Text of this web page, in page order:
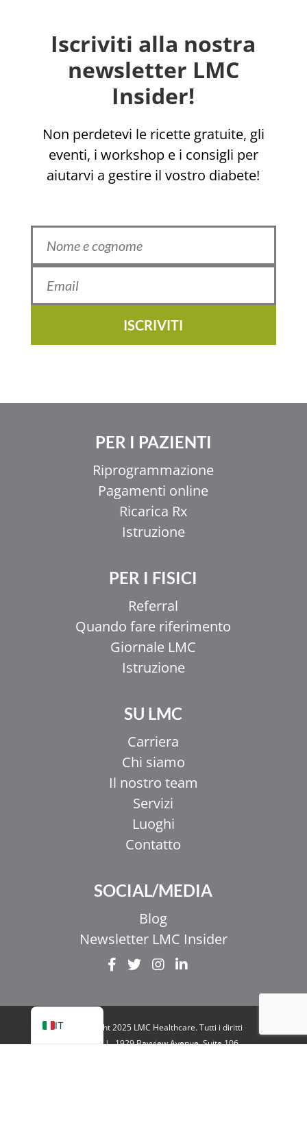
Iscriviti alla nostra
newsletter LMC
Insider!
Non perdetevi le ricette gratuite, gli
eventi, i workshop e i consigli per
aiutarvi a gestire il vostro diabete!
ISCRIVITI
PER I PAZIENTI
Riprogrammazione
Pagamenti online
Ricarica Rx
Istruzione
PER I FISICI
Referral
Quando fare riferimento
Giornale LMC
Istruzione
SU LMC
Carriera
Chi siamo
Il nostro team
Servizi
Luoghi
Contatto
SOCIAL/MEDIA
Blog
Newsletter LMC Insider
© Copyright 2025 LMC Healthcare. Tutti i diritti
riservati | 1929 Bayview Avenue. Suite 106
IT